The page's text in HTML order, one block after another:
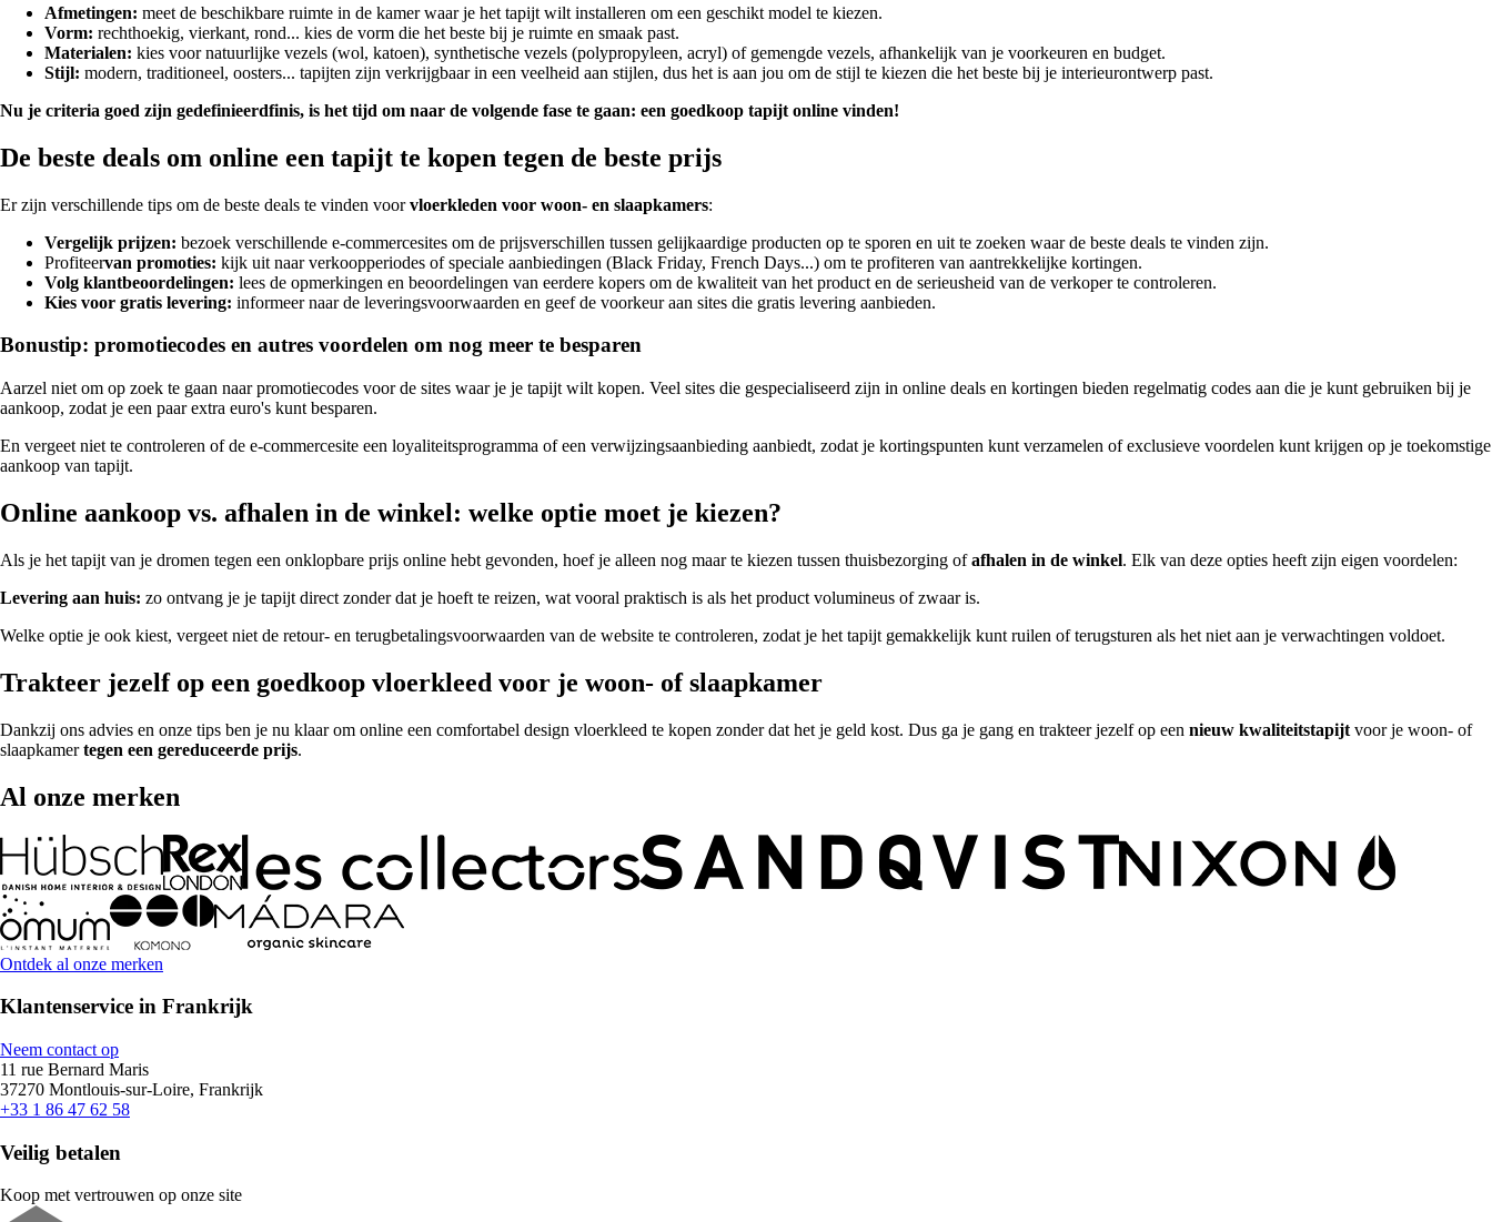
Afmetingen: meet de beschikbare ruimte in de kamer waar je het tapijt wilt installeren om een geschikt model te kiezen.
Vorm: rechthoekig, vierkant, rond... kies de vorm die het beste bij je ruimte en smaak past.
Materialen: kies voor natuurlijke vezels (wol, katoen), synthetische vezels (polypropyleen, acryl) of gemengde vezels, afhankelijk van je voorkeuren en budget.
Stijl: modern, traditioneel, oosters... tapijten zijn verkrijgbaar in een veelheid aan stijlen, dus het is aan jou om de stijl te kiezen die het beste bij je interieurontwerp past.
Nu je criteria goed zijn gedefinieerdfinis, is het tijd om naar de volgende fase te gaan: een goedkoop tapijt online vinden!
De beste deals om online een tapijt te kopen tegen de beste prijs
Er zijn verschillende tips om de beste deals te vinden voorvloerkleden voor woon- en slaapkamers:
Vergelijk prijzen: bezoek verschillende e-commercesites om de prijsverschillen tussen gelijkaardige producten op te sporen en uit te zoeken waar de beste deals te vinden zijn.
Profiteervan promoties: kijk uit naar verkoopperiodes of speciale aanbiedingen (Black Friday, French Days...) om te profiteren van aantrekkelijke kortingen.
Volg klantbeoordelingen: lees de opmerkingen en beoordelingen van eerdere kopers om de kwaliteit van het product en de serieusheid van de verkoper te controleren.
Kies voor gratis levering: informeer naar de leveringsvoorwaarden en geef de voorkeur aan sites die gratis levering aanbieden.
Bonustip: promotiecodes en autres voordelen om nog meer te besparen
Aarzel niet om op zoek te gaan naar promotiecodes voor de sites waar je je tapijt wilt kopen. Veel sites die gespecialiseerd zijn in online deals en kortingen bieden regelmatig codes aan die je kunt gebruiken bij je
aankoop, zodat je een paar extra euro's kunt besparen.
En vergeet niet te controleren of de e-commercesite een loyaliteitsprogramma of een verwijzingsaanbieding aanbiedt, zodat je kortingspunten kunt verzamelen of exclusieve voordelen kunt krijgen op je toekomstige
aankoop van tapijt.
Online aankoop vs. afhalen in de winkel: welke optie moet je kiezen?
Als je het tapijt van je dromen tegen een onklopbare prijs online hebt gevonden, hoef je alleen nog maar te kiezen tussen thuisbezorging ofafhalen in de winkel. Elk van deze opties heeft zijn eigen voordelen:
Levering aan huis: zo ontvang je je tapijt direct zonder dat je hoeft te reizen, wat vooral praktisch is als het product volumineus of zwaar is.
Welke optie je ook kiest, vergeet niet de retour- en terugbetalingsvoorwaarden van de website te controleren, zodat je het tapijt gemakkelijk kunt ruilen of terugsturen als het niet aan je verwachtingen voldoet.
Trakteer jezelf op een goedkoop vloerkleed voor je woon- of slaapkamer
Dankzij ons advies en onze tips ben je nu klaar om online een comfortabel design vloerkleed te kopen zonder dat het je geld kost. Dus ga je gang en trakteer jezelf op een nieuw kwaliteitstapijt voor je woon- of
slaapkamertegen een gereduceerde prijs.
Al onze merken
Ontdek al onze merken
Klantenservice in Frankrijk
Neem contact op
11 rue Bernard Maris
37270 Montlouis-sur-Loire, Frankrijk
+33 1 86 47 62 58
Veilig betalen
Koop met vertrouwen op onze site